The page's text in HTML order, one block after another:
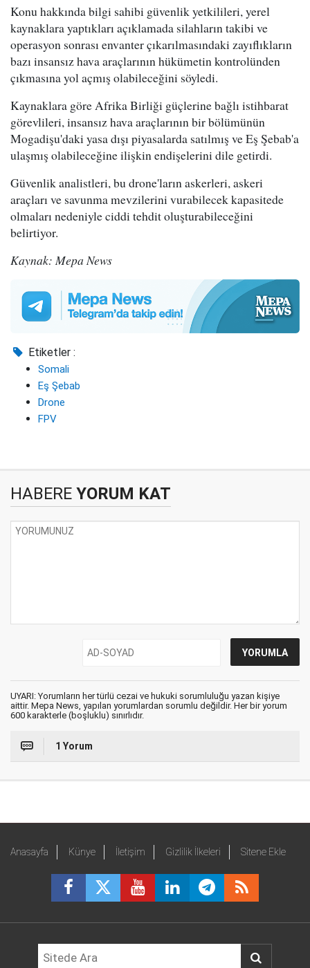
Konu hakkında bilgi sahibi güvenlik yetkilileri, yerel
kaynaklara yaptıkları açıklamada silahların takibi ve
operasyon sonrası envanter çıkarılmasındaki zayıflıkların
bazı insansız hava araçlarının hükümetin kontrolünden
çıkmasına yol açmış olabileceğini söyledi.
Kaynaklara göre Afrika Birliği güçlerine bağlı istihbarat
görevlileri, insansız hava araçlarının bir bölümünün
Mogadişu'daki yasa dışı piyasalarda satılmış ve Eş Şebab'a
ulaşmış olabileceğine ilişkin endişelerini dile getirdi.
Güvenlik analistleri, bu drone'ların askerleri, askeri
araçları ve savunma mevzilerini vurabilecek kapasitede
olmaları nedeniyle ciddi tehdit oluşturabileceğini
belirtiyor.
Kaynak: Mepa News
Etiketler :
Somali
Eş Şebab
Drone
FPV
HABERE YORUM KAT
UYARI: Yorumların her türlü cezai ve hukuki sorumluluğu yazan kişiye
aittir. Mepa News, yapılan yorumlardan sorumlu değildir. Her bir yorum
600 karakterle (boşluklu) sınırlıdır.
1 Yorum
Anasayfa Künye İletişim Gizlilik İlkeleri Sitene Ekle